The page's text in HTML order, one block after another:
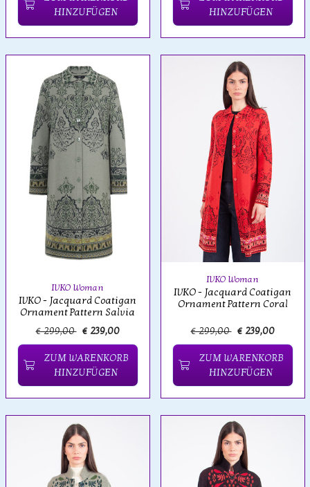
HINZUFÜGEN
HINZUFÜGEN
IVKO Woman
IVKO - Jacquard Coatigan
Ornament Pattern Salvia
€ 299,00 € 239,00
ZUM WARENKORB
HINZUFÜGEN
IVKO Woman
IVKO - Jacquard Coatigan
Ornament Pattern Coral
€ 299,00 € 239,00
ZUM WARENKORB
HINZUFÜGEN